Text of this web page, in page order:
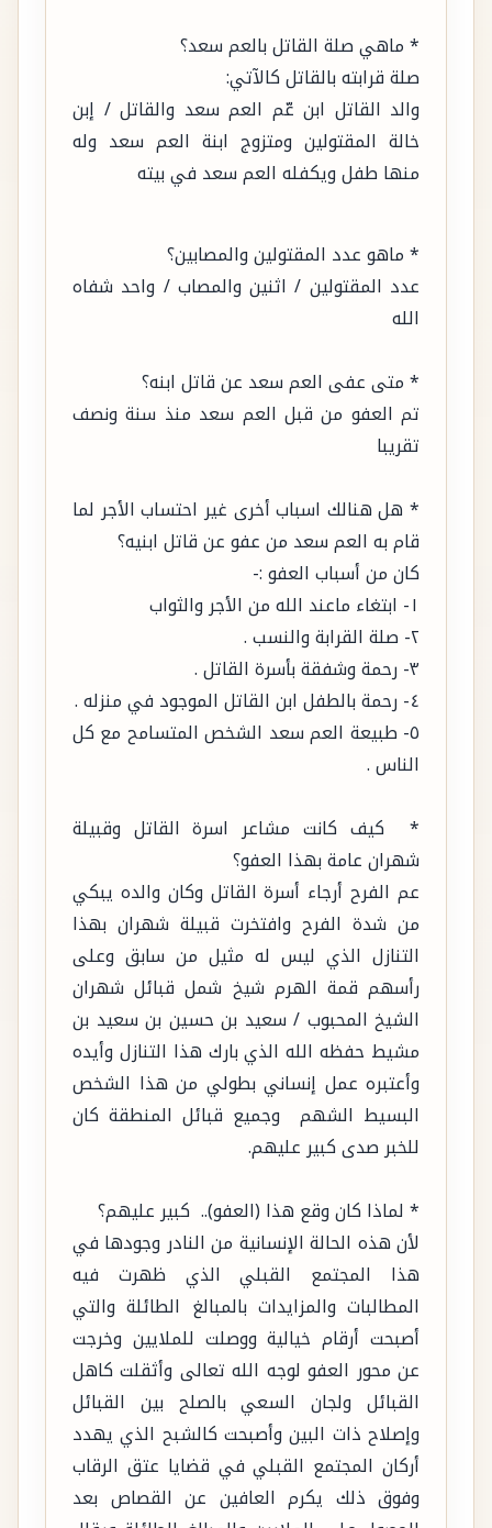
* ماهي صلة القاتل بالعم سعد؟
صلة قرابته بالقاتل كالآتي:
والد القاتل ابن عّم العم سعد والقاتل / إبن
خالة المقتولين ومتزوج ابنة العم سعد وله
منها طفل ويكفله العم سعد في بيته
* ماهو عدد المقتولين والمصابين؟
عدد المقتولين / اثنين والمصاب / واحد شفاه
الله
* متى عفى العم سعد عن قاتل ابنه؟
تم العفو من قبل العم سعد منذ سنة ونصف
تقريبا
* هل هنالك اسباب أخرى غير احتساب الأجر لما
قام به العم سعد من عفو عن قاتل ابنيه؟
كان من أسباب العفو :-
١- ابتغاء ماعند الله من الأجر والثواب
٢- صلة القرابة والنسب .
٣- رحمة وشفقة بأسرة القاتل .
٤- رحمة بالطفل ابن القاتل الموجود في منزله .
٥- طبيعة العم سعد الشخص المتسامح مع كل
الناس .
* كيف كانت مشاعر اسرة القاتل وقبيلة
شهران عامة بهذا العفو؟
عم الفرح أرجاء أسرة القاتل وكان والده يبكي
من شدة الفرح وافتخرت قبيلة شهران بهذا
التنازل الذي ليس له مثيل من سابق وعلى
رأسهم قمة الهرم شيخ شمل قبائل شهران
الشيخ المحبوب / سعيد بن حسين بن سعيد بن
مشيط حفظه الله الذي بارك هذا التنازل وأيده
وأعتبره عمل إنساني بطولي من هذا الشخص
البسيط الشهم وجميع قبائل المنطقة كان
للخبر صدى كبير عليهم.
* لماذا كان وقع هذا (العفو).. كبير عليهم؟
لأن هذه الحالة الإنسانية من النادر وجودها في
هذا المجتمع القبلي الذي ظهرت فيه
المطالبات والمزايدات بالمبالغ الطائلة والتي
أصبحت أرقام خيالية ووصلت للملايين وخرجت
عن محور العفو لوجه الله تعالى وأثقلت كاهل
القبائل ولجان السعي بالصلح بين القبائل
وإصلاح ذات البين وأصبحت كالشبح الذي يهدد
أركان المجتمع القبلي في قضايا عتق الرقاب
وفوق ذلك يكرم العافين عن القصاص بعد